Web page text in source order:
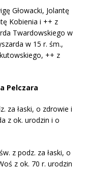
Głowacki, Jolantę
Kobienia i ++ z
Twardowskiego w
w 15 r. śm.,
++ z
Pelczara
za łaski, o zdrowie i
z ok. urodzin i o
z podz. za łaski, o
z ok. 70 r. urodzin